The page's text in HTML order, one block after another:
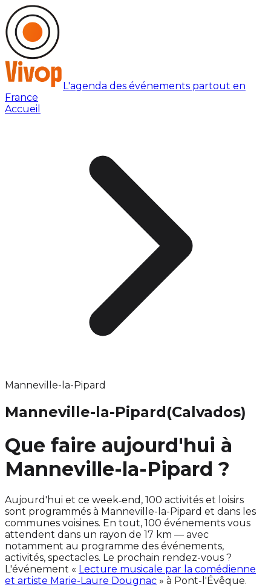
L'agenda des événements partout en
France
Accueil
Manneville-la-Pipard
Manneville-la-Pipard(Calvados)
Que faire aujourd'hui à
Manneville-la-Pipard ?
Aujourd'hui et ce week‑end, 100 activités et loisirs
sont programmés à Manneville-la-Pipard et dans les
communes voisines. En tout, 100 événements vous
attendent dans un rayon de 17 km — avec
notamment au programme des événements,
activités, spectacles. Le prochain rendez-vous ?
L'événement « Lecture musicale par la comédienne
et artiste Marie-Laure Dougnac » à Pont-l'Évêque.